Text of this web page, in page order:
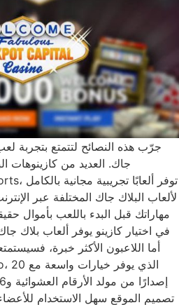
جرّب هذه النصائح لتتمتع بتجربة
جاك. العديد من كازينوهات
لألعاب البلاك جاك المختلفة عبر
مهاراتك قبل البدء باللعب بأموال
في اختيار كازينو يوفر ألعاب بلاك
تصميم الموقع سهل الاستخدام